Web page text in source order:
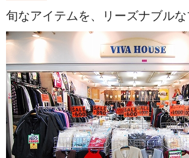
旬なアイテムを、リーズナブル